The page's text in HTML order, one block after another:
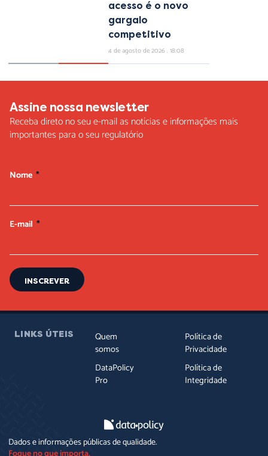
acesso é o novo
gargalo
competitivo
4 de agosto de 2026 18:08
Assine nossa newsletter
Receba direto no seu e-mail as notícias e informações mais
importantes para o seu regulatório
Nome
E-mail
INSCREVER
LINKS ÚTEIS
Quem
somos
DataPolicy
Pro
Política de
Privacidade
Política de
Integridade
Dados e informações públicas de qualidade.